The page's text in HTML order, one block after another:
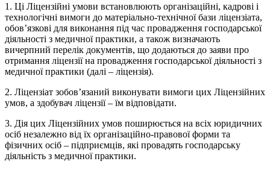
1. Ці Ліцензійні умови встановлюють організаційні, кадрові і
технологічні вимоги до матеріально-технічної бази ліцензіата,
обов’язкові для виконання під час провадження господарської
діяльності з медичної практики, а також визначають
вичерпний перелік документів, що додаються до заяви про
отримання ліцензії на провадження господарської діяльності з
медичної практики (далі – ліцензія).
2. Ліцензіат зобов’язаний виконувати вимоги цих Ліцензійних
умов, а здобувач ліцензії – їм відповідати.
3. Дія цих Ліцензійних умов поширюється на всіх юридичних
осіб незалежно від їх організаційно-правової форми та
фізичних осіб – підприємців, які провадять господарську
діяльність з медичної практики.